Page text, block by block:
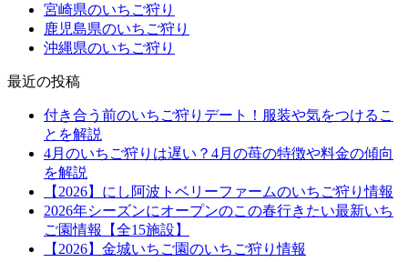
宮崎県のいちご狩り
鹿児島県のいちご狩り
沖縄県のいちご狩り
最近の投稿
付き合う前のいちご狩りデート！服装や気をつけるこ
とを解説
4月のいちご狩りは遅い？4月の苺の特徴や料金の傾向
を解説
【2026】にし阿波トベリーファームのいちご狩り情報
2026年シーズンにオープンのこの春行きたい最新いち
ご園情報【全15施設】
【2026】金城いちご園のいちご狩り情報